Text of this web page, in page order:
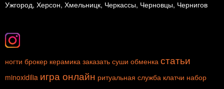
Ужгород, Херсон, Хмельницк, Черкассы, Черновцы, Чернигов
ногти брокер керамика заказать суши обменка статьи
minoxidilia игра онлайн ритуальная служба клатчи набор